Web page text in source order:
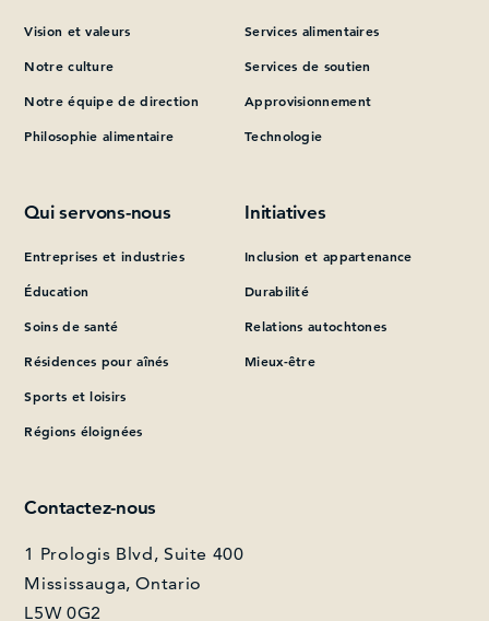
Vision et valeurs
Notre culture
Notre équipe de direction
Philosophie alimentaire
Services alimentaires
Services de soutien
Approvisionnement
Technologie
Qui servons-nous
Entreprises et industries
Éducation
Soins de santé
Résidences pour aînés
Sports et loisirs
Régions éloignées
Initiatives
Inclusion et appartenance
Durabilité
Relations autochtones
Mieux-être
Contactez-nous
1 Prologis Blvd, Suite 400
Mississauga, Ontario
L5W 0G2